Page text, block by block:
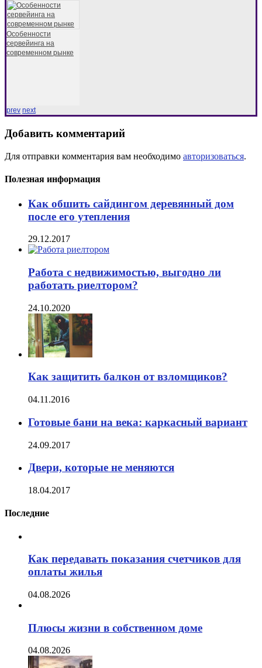
Особенности
сервейинга на
современном рынке
prev next
Добавить комментарий
Для отправки комментария вам необходимо авторизоваться.
Полезная информация
Как обшить сайдингом деревянный дом
после его утепления
29.12.2017
Работа с недвижимостью, выгодно ли
работать риелтором?
24.10.2020
Как защитить балкон от взломщиков?
04.11.2016
Готовые бани на века: каркасный вариант
24.09.2017
Двери, которые не меняются
18.04.2017
Последние
Как передавать показания счетчиков для
оплаты жилья
04.08.2026
Плюсы жизни в собственном доме
04.08.2026